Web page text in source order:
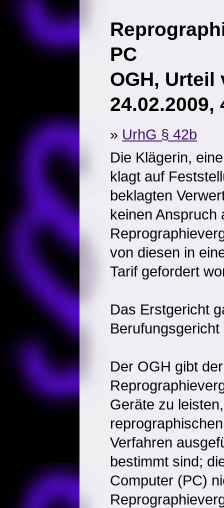
PC
OGH, Urteil
24.02.2009,
» UrhG § 42b
Die Klägerin,
klagt auf
beklagten
keinen Anspruch
von diesen in
Tarif gefordert
Das Erstgericht
Der OGH gibt
Geräte zu
Verfahren
bestimmt sind;
Computer (PC)